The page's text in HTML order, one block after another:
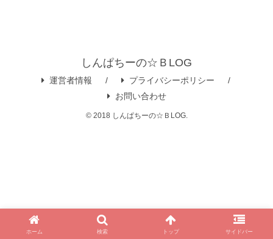
しんぱちーの☆ＢLOG
運営者情報
プライバシーポリシー
お問い合わせ
© 2018 しんぱちーの☆ＢLOG.
ホーム 検索 トップ サイドバー